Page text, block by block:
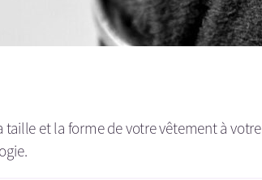
taille et la forme de votre vêtement à votre